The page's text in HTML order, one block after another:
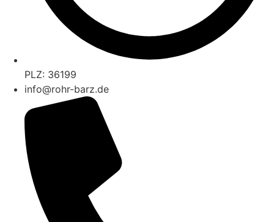
PLZ: 36199
info@rohr-barz.de